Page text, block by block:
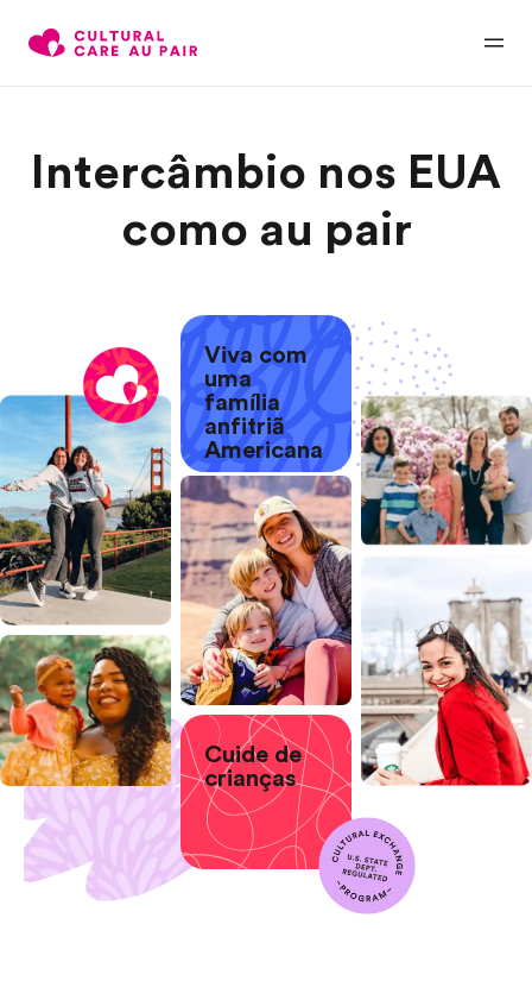
Intercâmbio nos EUA
como au pair
Viva com
uma
família
anfitriã
Americana
Cuide de
crianças